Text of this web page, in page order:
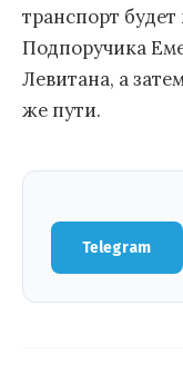
транспорт
Подпоручика
Левитана, а
же пути.
Telegram